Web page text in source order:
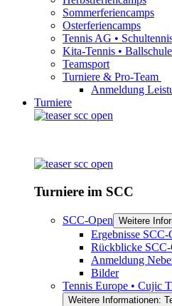
Sommerferiencamps
Osterferiencamps
Tennis AG •
Kita-Tennis • Ballschule
Teamsport
Turniere & Pro-Team
Anmeldung
Turniere
Turniere im SCC
SCC-Open Weitere
Ergebnisse SCC-
Rückblicke SCC-
Anmeldung
Bilder
Tennis Europe • Cujic
Weitere Informationen: